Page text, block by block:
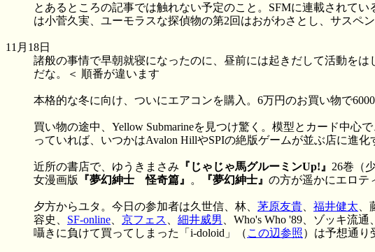
とあるところの記事では触れない予定のこと。SFMに連載されてい
は小菅久実、ユーモラスな探偵物の第2回はおがわさとし、サスペ
11月18日
諸般の事情で早朝就寝になったのに、昼前には起きだして活動を
だな。＜ 順番が違います
本格的な冬に向け、ついにエアコンを購入。6万円のお買い物で
買い物の途中、Yellow Submarineを見つけ驚く。模型とカード中
っていれば、いつかはAvalon HillやSPIの絶版ゲームが並ぶ店に進
近所の書店で、ゆうきまさみ 『じゃじゃ馬グルーミンUp!』 26巻（
女漫画版
『夢幻紳士 怪奇篇』 。 『夢幻紳士』 の方が遥かにエロテ
夕方からユタ。今日の参加者は久世信、林、 茅原友貴 福井健太
容史、 SF-online 京フェス 細井威男
、Who's Who '89、ゾッキ流
囁きに負けて買ってしまった「i-doloid」（ この辺参照）は予想通り